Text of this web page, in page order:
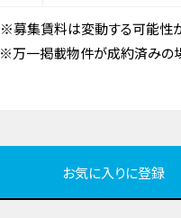
※募集賃料は変動する可能性が
※万一掲載物件が成約済みの
お気に入りに登録